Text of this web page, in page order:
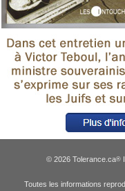
© 2026 Tolerance.ca®
Toutes les informations